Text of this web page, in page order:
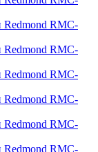
Redmond RMC-
Redmond RMC-
Redmond RMC-
Redmond RMC-
Redmond RMC-
Redmond RMC-